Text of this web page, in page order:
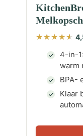
4-in-
warm
BPA-
Klaar